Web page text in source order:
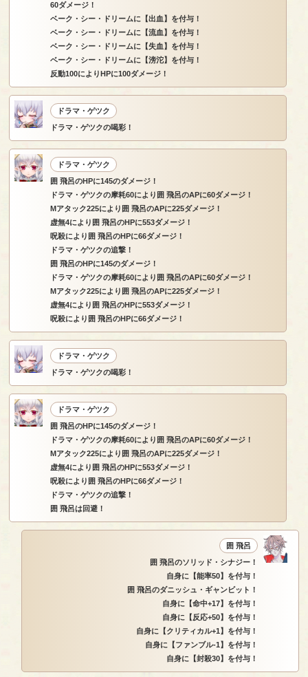
60ダメージ！
ベーク・シー・ドリームに【出血】を付与！
ベーク・シー・ドリームに【流血】を付与！
ベーク・シー・ドリームに【失血】を付与！
ベーク・シー・ドリームに【滂沱】を付与！
反動100によりHPに100ダメージ！
ドラマ・ゲツク
ドラマ・ゲツクの喝彩！
ドラマ・ゲツク
囲 飛呂のHPに145のダメージ！
ドラマ・ゲツクの摩耗60により囲 飛呂のAPに60ダメージ！
Mアタック225により囲 飛呂のAPに225ダメージ！
虚無4により囲 飛呂のHPに553ダメージ！
呪殺により囲 飛呂のHPに66ダメージ！
ドラマ・ゲツクの追撃！
囲 飛呂のHPに145のダメージ！
ドラマ・ゲツクの摩耗60により囲 飛呂のAPに60ダメージ！
Mアタック225により囲 飛呂のAPに225ダメージ！
虚無4により囲 飛呂のHPに553ダメージ！
呪殺により囲 飛呂のHPに66ダメージ！
ドラマ・ゲツク
ドラマ・ゲツクの喝彩！
ドラマ・ゲツク
囲 飛呂のHPに145のダメージ！
ドラマ・ゲツクの摩耗60により囲 飛呂のAPに60ダメージ！
Mアタック225により囲 飛呂のAPに225ダメージ！
虚無4により囲 飛呂のHPに553ダメージ！
呪殺により囲 飛呂のHPに66ダメージ！
ドラマ・ゲツクの追撃！
囲 飛呂は回避！
囲 飛呂
囲 飛呂のソリッド・シナジー！
自身に【能率50】を付与！
囲 飛呂のダニッシュ・ギャンビット！
自身に【命中+17】を付与！
自身に【反応+50】を付与！
自身に【クリティカル+1】を付与！
自身に【ファンブル-1】を付与！
自身に【封殺30】を付与！